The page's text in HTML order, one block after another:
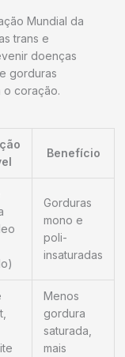
Mundial da
trans e
doenças
gorduras
o coração.
Benefício
Gorduras
mono e
poli-
insaturadas
Menos
gordura
saturada,
mais